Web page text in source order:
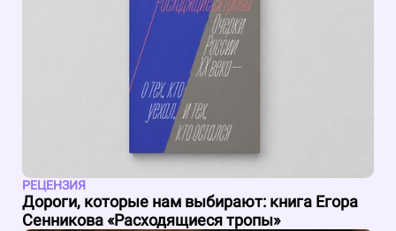
РЕЦЕНЗИЯ
Дороги, которые нам выбирают: книга Егора
Сенникова «Расходящиеся тропы»